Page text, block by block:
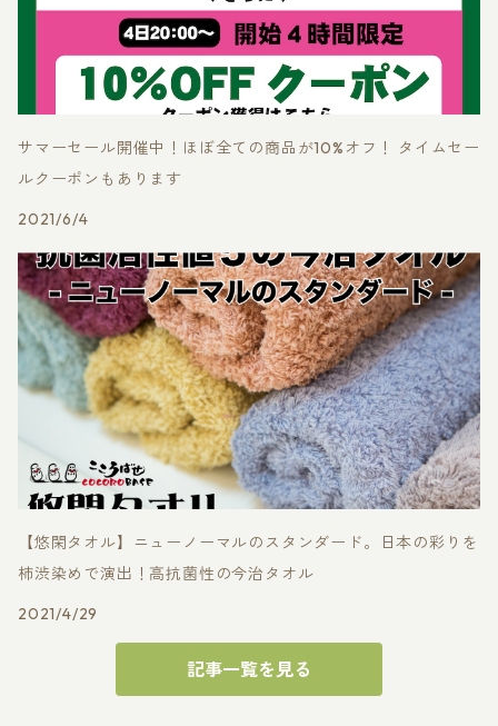
サマーセール開催中！ほぼ全ての商品が10%オフ！ タイムセー
ルクーポンもあります
2021/6/4
【悠閑タオル】ニューノーマルのスタンダード。日本の彩りを
柿渋染めで演出！高抗菌性の今治タオル
2021/4/29
記事一覧を見る